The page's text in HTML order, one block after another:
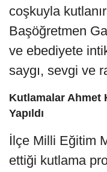
coşkuyla
Başöğretmen
ve ebediyete
saygı, sevgi ve
Kutlamalar Ahmet
Yapıldı
İlçe Milli Eğitim
ettiği kutlama